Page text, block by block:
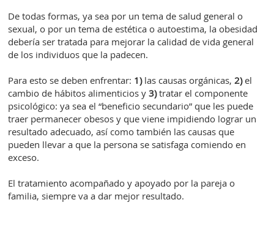
De todas formas, ya sea por un tema de salud general o
sexual, o por un tema de estética o autoestima, la obesidad
debería ser tratada para mejorar la calidad de vida general
de los individuos que la padecen.
Para esto se deben enfrentar: 1)las causas orgánicas,2)el
cambio de hábitos alimenticios y3)tratar el componente
psicológico: ya sea el “beneficio secundario” que les puede
traer permanecer obesos y que viene impidiendo lograr un
resultado adecuado, así como también las causas que
pueden llevar a que la persona se satisfaga comiendo en
exceso.
El tratamiento acompañado y apoyado por la pareja o
familia, siempre va a dar mejor resultado.